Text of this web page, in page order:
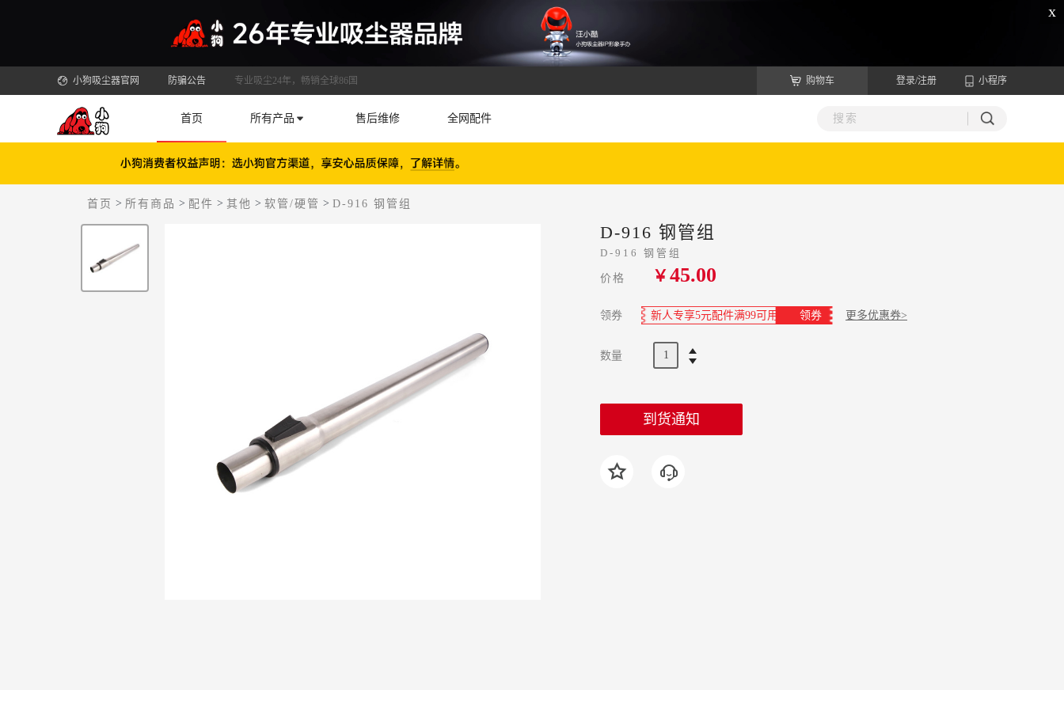
x
小狗吸尘器官网 防骗公告 专业吸尘24年，畅销全球86国 购物车 登录/注册 小程序
首页 所有产品 售后维修 全网配件
首页 > 所有商品 > 配件 > 其他 > 软管/硬管 > D-916 钢管组
D-916 钢管组
D-916 钢管组
价格 ￥45.00
领券 新人专享5元配件满99可用 领券 更多优惠券>
数量
到货通知